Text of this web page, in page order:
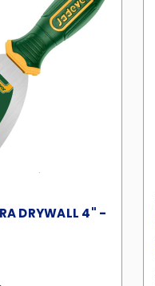
DRYWALL 4" -